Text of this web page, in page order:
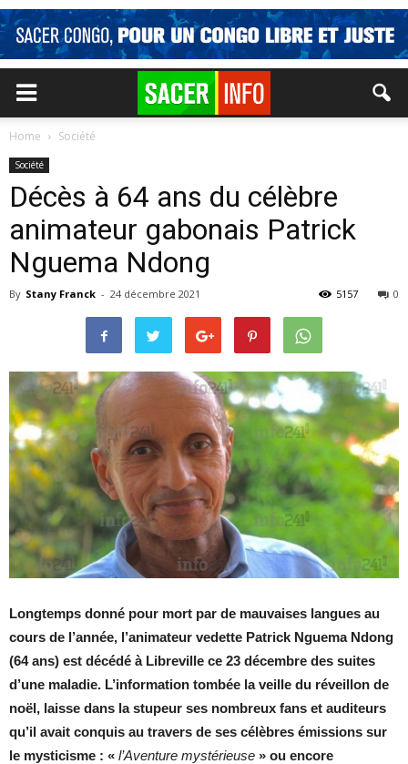
Home Société
Société
Décès à 64 ans du célèbre
animateur gabonais Patrick
Nguema Ndong
By Stany Franck - 24 décembre 2021 0
5157
Longtemps donné pour mort par de mauvaises langues au
cours de l’année, l’animateur vedette Patrick Nguema Ndong
(64 ans) est décédé à Libreville ce 23 décembre des suites
d’une maladie. L’information tombée la veille du réveillon de
noël, laisse dans la stupeur ses nombreux fans et auditeurs
qu’il avait conquis au travers de ses célèbres émissions sur
le mysticisme : « l’Aventure mystérieuse » ou encore